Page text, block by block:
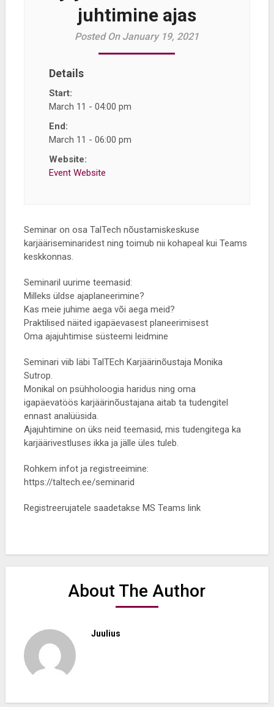
juhtimine ajas
Posted On January 19, 2021
Details
Start:
March 11 - 04:00 pm
End:
March 11 - 06:00 pm
Website:
Event Website
Seminar on osa TalTech nõustamiskeskuse
karjääriseminaridest ning toimub nii kohapeal kui Teams
keskkonnas.
Seminaril uurime teemasid:
Milleks üldse ajaplaneerimine?
Kas meie juhime aega või aega meid?
Praktilised näited igapäevasest planeerimisest
Oma ajajuhtimise süsteemi leidmine
Seminari viib läbi TalTEch Karjäärinõustaja Monika
Sutrop.
Monikal on psühholoogia haridus ning oma
igapäevatöös karjäärinõustajana aitab ta tudengitel
ennast analüüsida.
Ajajuhtimine on üks neid teemasid, mis tudengitega ka
karjäärivestluses ikka ja jälle üles tuleb.
Rohkem infot ja registreeimine:
https://taltech.ee/seminarid
Registreerujatele saadetakse MS Teams link
About The Author
Juulius